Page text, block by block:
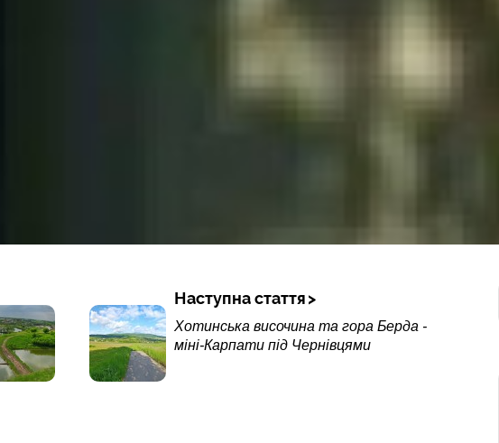
Наступна стаття
Хотинська височина та гора Берда -
міні-Карпати під Чернівцями